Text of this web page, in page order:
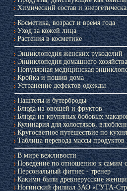
Приложение к журналу
«Крестьянка»
Справочник по
лечебному питанию
Химический состав и
Косметика, возраст и время года
Уход за кожей лица
Растения в косметике
Энциклопедия женских рукоделий
Энциклопедия домашнего хозяйства
Популярная медицинская
Кройка и пошив дома
Устранение дефектов одежды
Паштеты и бутерброды
Блюда из овощей и фруктов
Блюда из крупяных бобовых
Кулинария для холостяков,
Кругосветное путешествие по
Таблица перевода массы
В мире вежливости
Поведение по отношению к самим
Персональный фитнес - тренер
Какими были древнерусские
Ногинский филиал ЗАО «ГУТА-